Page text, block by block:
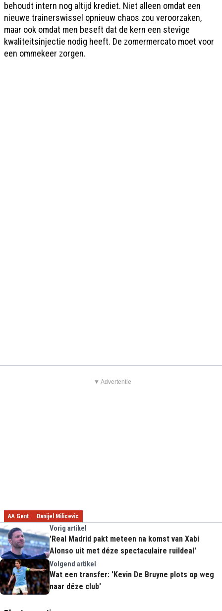
behoudt intern nog altijd krediet. Niet alleen omdat een
nieuwe trainerswissel opnieuw chaos zou veroorzaken,
maar ook omdat men beseft dat de kern een stevige
kwaliteitsinjectie nodig heeft. De zomermercato moet voor
een ommekeer zorgen.
▼ Advertentie
AA Gent Danijel Milicevic
Vorig artikel
'Real Madrid pakt meteen na komst van Xabi
Alonso uit met déze spectaculaire ruildeal'
Volgend artikel
Wat een transfer: 'Kevin De Bruyne plots op weg
naar déze club'